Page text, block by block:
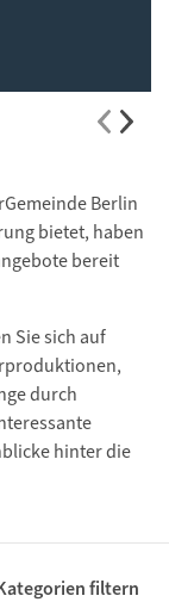
Berlin
bietet, haben
bereit
Sie sich auf
durch
hinter die
filtern